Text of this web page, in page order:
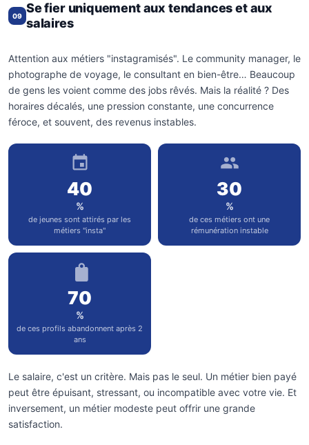
09
Se fier uniquement aux tendances et aux
salaires
Attention aux métiers "instagramisés". Le community manager, le
photographe de voyage, le consultant en bien-être… Beaucoup
de gens les voient comme des jobs rêvés. Mais la réalité ? Des
horaires décalés, une pression constante, une concurrence
féroce, et souvent, des revenus instables.
40
%
de jeunes sont attirés par les
métiers "insta"
30
%
de ces métiers ont une
rémunération instable
70
%
de ces profils abandonnent après 2
ans
Le salaire, c'est un critère. Mais pas le seul. Un métier bien payé
peut être épuisant, stressant, ou incompatible avec votre vie. Et
inversement, un métier modeste peut offrir une grande
satisfaction.